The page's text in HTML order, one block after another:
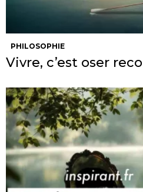
PHILOSOPHIE
Vivre, c’est oser